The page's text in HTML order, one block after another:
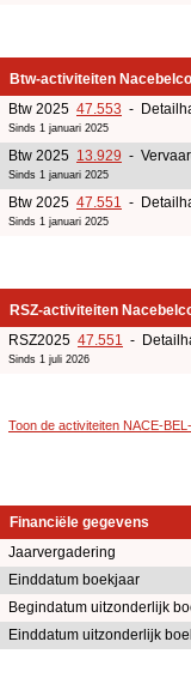
Btw-activiteiten
Btw 2025 47.553 -
Sinds 1 januari 2025
Btw 2025 13.929 -
Sinds 1 januari 2025
Btw 2025 47.551 -
Sinds 1 januari 2025
RSZ-activiteiten
RSZ2025 47.551 -
Sinds 1 juli 2026
Toon de activiteiten NACE-
Financiële gegevens
Jaarvergadering
Einddatum boekjaar
Begindatum uitzonderlijk
Einddatum uitzonderlijk